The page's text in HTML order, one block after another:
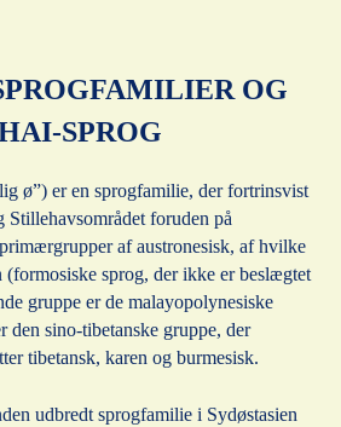
OG
SPROG
ø”) er en sprogfamilie, der fortrinsvist
Stillehavsområdet foruden på
af austronesisk, af hvilke
(formosiske sprog, der ikke er beslægtet
gruppe er de malayopolynesiske
den sino-tibetanske gruppe, der
tibetansk, karen og burmesisk.
udbredt sprogfamilie i Sydøstasien